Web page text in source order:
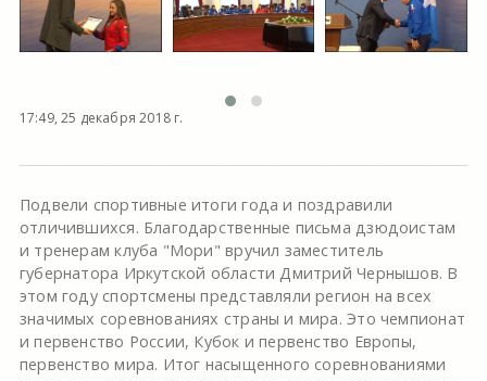
17:49, 25 декабря 2018 г.
Подвели спортивные итоги года и поздравили
отличившихся. Благодарственные письма дзюдоистам
и тренерам клуба "Мори" вручил заместитель
губернатора Иркутской области Дмитрий Чернышов. В
этом году спортсмены представляли регион на всех
значимых соревнованиях страны и мира. Это чемпионат
и первенство России, Кубок и первенство Европы,
первенство мира. Итог насыщенного соревнованиями